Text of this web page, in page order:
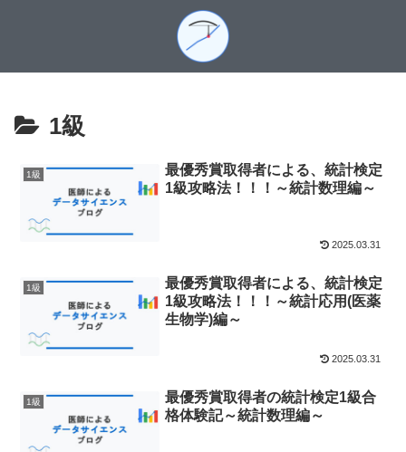
1級
1級
最優秀賞取得者による、統計検定
1級攻略法！！！～統計数理編～
2025.03.31
1級
最優秀賞取得者による、統計検定
1級攻略法！！！～統計応用(医薬
生物学)編～
2025.03.31
1級
最優秀賞取得者の統計検定1級合
格体験記～統計数理編～